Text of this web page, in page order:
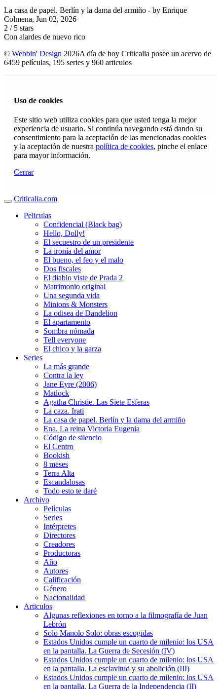
La casa de papel. Berlín y la dama del armiño - by Enrique
Colmena, Jun 02, 2026
2 / 5 stars
Con alardes de nuevo rico
© Webbin' Design 2026A día de hoy Criticalia posee un acervo de
6459 películas, 195 series y 960 articulos
Uso de cookies
Este sitio web utiliza cookies para que usted tenga la mejor
experiencia de usuario. Si continúa navegando está dando su
consentimiento para la aceptación de las mencionadas cookies
y la aceptación de nuestra política de cookies, pinche el enlace
para mayor información.
Cerrar
Criticalia.com
Peliculas
Confidencial (Black bag)
Hello, Dolly!
El secuestro de un presidente
La ironía del amor
El bueno, el feo y el malo
Dos fiscales
El diablo viste de Prada 2
Matrimonio original
Una segunda vida
Minions & Monsters
La odisea de Dandelion
El apartamento
Sombra nómada
Tell everyone
El chico y la garza
Series
La más grande
Contra la ley
Jane Eyre (2006)
Matlock
Agatha Christie. Las Siete Esferas
La caza. Irati
La casa de papel. Berlín y la dama del armiño
Ena. La reina Victoria Eugenia
Código de silencio
El Centro
Bookish
8 meses
Terra Alta
Escandalosas
Todo esto te daré
Archivo
Películas
Series
Intérpretes
Directores
Creadores
Productoras
Año
Autores
Calificación
Género
Nacionalidad
Articulos
Algunas reflexiones en torno a la filmografía de Juan
Lebrón
Solo Manolo Solo: obras escogidas
Estados Unidos cumple un cuarto de milenio: los USA
en la pantalla. La Guerra de Secesión (IV)
Estados Unidos cumple un cuarto de milenio: los USA
en la pantalla. La esclavitud y su abolición (III)
Estados Unidos cumple un cuarto de milenio: los USA
en la pantalla. La Guerra de la Independencia (II)